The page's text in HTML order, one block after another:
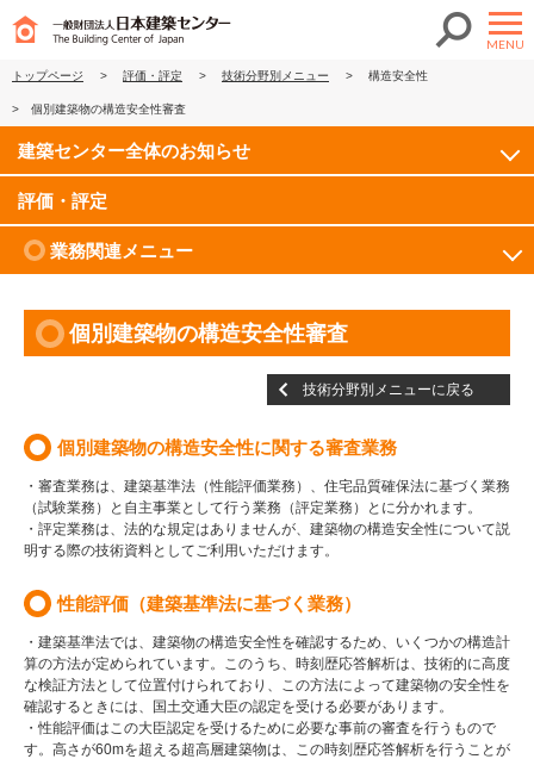
MENU
トップページ > 評価・評定 > 技術分野別メニュー > 構造安全性
> 個別建築物の構造安全性審査
建築センター全体のお知らせ
評価・評定
業務関連メニュー
個別建築物の構造安全性審査
技術分野別メニューに戻る
個別建築物の構造安全性に関する審査業務
・審査業務は、建築基準法（性能評価業務）、住宅品質確保法に基づく業務
（試験業務）と自主事業として行う業務（評定業務）とに分かれます。
・評定業務は、法的な規定はありませんが、建築物の構造安全性について説
明する際の技術資料としてご利用いただけます。
性能評価（建築基準法に基づく業務）
・建築基準法では、建築物の構造安全性を確認するため、いくつかの構造計
算の方法が定められています。このうち、時刻歴応答解析は、技術的に高度
な検証方法として位置付けられており、この方法によって建築物の安全性を
確認するときには、国土交通大臣の認定を受ける必要があります。
・性能評価はこの大臣認定を受けるために必要な事前の審査を行うもので
す。高さが60mを超える超高層建築物は、この時刻歴応答解析を行うことが